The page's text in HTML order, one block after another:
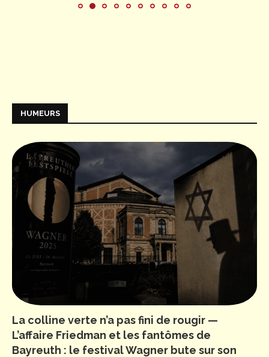
HUMEURS
La colline verte n’a pas fini de rougir —
L’affaire Friedman et les fantômes de
Bayreuth : le festival Wagner bute sur son